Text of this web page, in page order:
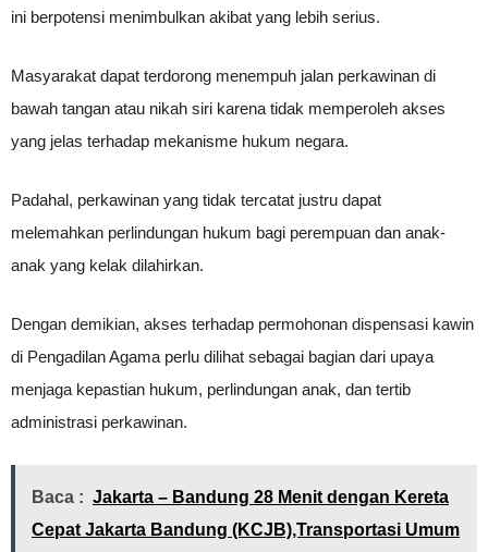
ini berpotensi menimbulkan akibat yang lebih serius.
Masyarakat dapat terdorong menempuh jalan perkawinan di
bawah tangan atau nikah siri karena tidak memperoleh akses
yang jelas terhadap mekanisme hukum negara.
Padahal, perkawinan yang tidak tercatat justru dapat
melemahkan perlindungan hukum bagi perempuan dan anak-
anak yang kelak dilahirkan.
Dengan demikian, akses terhadap permohonan dispensasi kawin
di Pengadilan Agama perlu dilihat sebagai bagian dari upaya
menjaga kepastian hukum, perlindungan anak, dan tertib
administrasi perkawinan.
Baca : Jakarta – Bandung 28 Menit dengan Kereta
Cepat Jakarta Bandung (KCJB),Transportasi Umum